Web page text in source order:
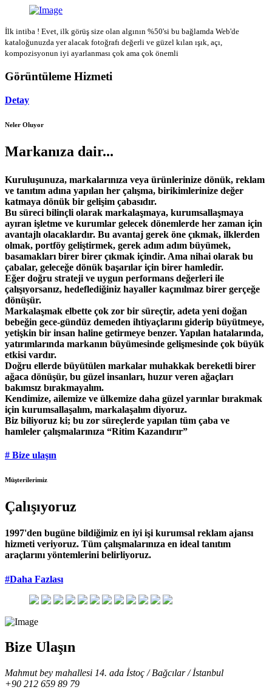
İlk intiba ! Evet, ilk görüş size olan algının %50'si bu bağlamda Web'de
kataloğunuzda yer alacak fotoğrafı değerli ve güzel kılan ışık, açı,
kompozisyonun iyi ayarlanması çok ama çok önemli
Görüntüleme Hizmeti
Detay
Neler Oluyor
Markanıza dair...
Kuruluşunuza, markalarınıza veya ürünlerinize dönük, reklam
ve tanıtım adına yapılan her çalışma, birikimlerinize değer
katmaya dönük bir gelişim çabasıdır.
Bu süreci bilinçli olarak markalaşmaya, kurumsallaşmaya
ayıran işletme ve kurumlar gelecek dönemlerde her zaman için
avantajlı olacaklardır. Bu avantaj gerek öne çıkmak, ilklerden
olmak, portföy geliştirmek, gerek adım adım büyümek,
basamakları birer birer çıkmak içindir. Ama nihai olarak bu
çabalar, geleceğe dönük başarılar için birer hamledir.
Eğer doğru strateji ve uygun performans değerleri ile
çalışıyorsanız, hedeflediğiniz hayaller kaçınılmaz birer gerçeğe
dönüşür.
Markalaşmak elbette çok zor bir süreçtir, adeta yeni doğan
bebeğin gece-gündüz demeden ihtiyaçlarını giderip büyütmeye,
yetişkin bir insan haline getirmeye benzer. Yapılan hatalarında,
yatırımlarında markanın büyümesinde gelişmesinde çok büyük
etkisi vardır.
Doğru ellerde büyütülen markalar muhakkak bereketli birer
ağaca dönüşür, bu güzel insanları, huzur veren ağaçları
bakımsız bırakmayalım.
Kendimize, ailemize ve ülkemize daha güzel yarınlar bırakmak
için kurumsallaşalım, markalaşalım diyoruz.
Biz biliyoruz ki; bu zor süreçlerde yapılan tüm çaba ve
hamleler çalışmalarınıza “Ritim Kazandırır”
# Bize ulaşın
Müşterilerimiz
Çalışıyoruz
1997'den bugüne bildiğimiz en iyi işi kurumsal reklam ajansı
hizmeti veriyoruz. Tüm çalışmalarınıza en ideal tanıtım
araçlarını yöntemlerini belirliyoruz.
#Daha Fazlası
Bize Ulaşın
Mahmut bey mahallesi 14. ada İstoç / Bağcılar / İstanbul
+90 212 659 89 79